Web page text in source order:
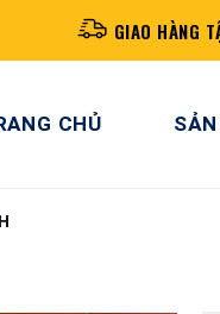
GIAO HÀNG
CHỦ